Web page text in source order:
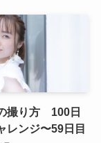
撮り方 100日
レンジ〜59日目